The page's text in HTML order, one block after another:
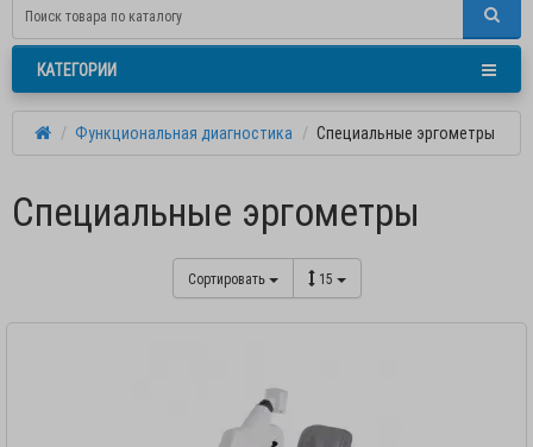
КАТЕГОРИИ
Функциональная диагностика Специальные эргометры
Специальные эргометры
Сортировать 15